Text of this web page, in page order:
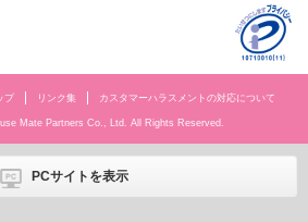
プ リンク集 カスタマーハラスメントの対応について
Mate Partners Co., Ltd. All Rights Reserved.
PCサイトを表示